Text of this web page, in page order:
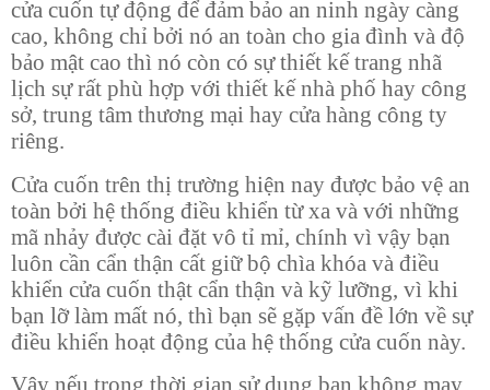
cửa cuốn tự động để đảm bảo an ninh ngày càng
cao, không chỉ bởi nó an toàn cho gia đình và độ
bảo mật cao thì nó còn có sự thiết kế trang nhã
lịch sự rất phù hợp với thiết kế nhà phố hay công
sở, trung tâm thương mại hay cửa hàng công ty
riêng.
Cửa cuốn trên thị trường hiện nay được bảo vệ an
toàn bởi hệ thống điều khiển từ xa và với những
mã nhảy được cài đặt vô tỉ mỉ, chính vì vậy bạn
luôn cần cẩn thận cất giữ bộ chìa khóa và điều
khiển cửa cuốn thật cẩn thận và kỹ lưỡng, vì khi
bạn lỡ làm mất nó, thì bạn sẽ gặp vấn đề lớn về sự
điều khiển hoạt động của hệ thống cửa cuốn này.